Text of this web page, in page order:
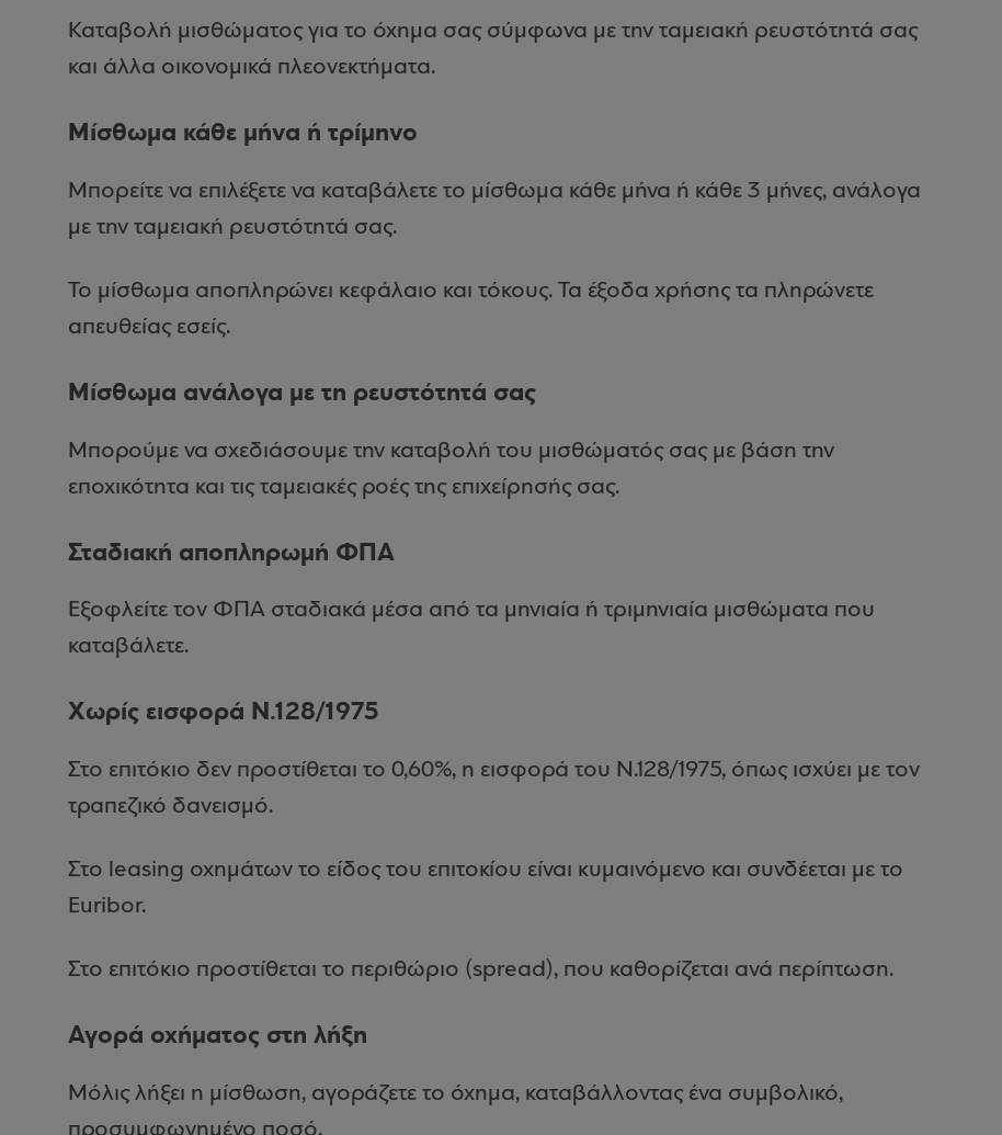
Καταβολή μισθώματος για το όχημα σας σύμφωνα με την ταμειακή ρευστότητά σας
και άλλα οικονομικά πλεονεκτήματα.
Μίσθωμα κάθε μήνα ή τρίμηνο
Μπορείτε να επιλέξετε να καταβάλετε το μίσθωμα κάθε μήνα ή κάθε 3 μήνες, ανάλογα
με την ταμειακή ρευστότητά σας.
Το μίσθωμα αποπληρώνει κεφάλαιο και τόκους. Τα έξοδα χρήσης τα πληρώνετε
απευθείας εσείς.
Μίσθωμα ανάλογα με τη ρευστότητά σας
Μπορούμε να σχεδιάσουμε την καταβολή του μισθώματός σας με βάση την
εποχικότητα και τις ταμειακές ροές της επιχείρησής σας.
Σταδιακή αποπληρωμή ΦΠΑ
Εξοφλείτε τον ΦΠΑ σταδιακά μέσα από τα μηνιαία ή τριμηνιαία μισθώματα που
καταβάλετε.
Χωρίς εισφορά Ν.128/1975
Στο επιτόκιο δεν προστίθεται το 0,60%, η εισφορά του Ν.128/1975, όπως ισχύει με τον
τραπεζικό δανεισμό.
Στο leasing οχημάτων το είδος του επιτοκίου είναι κυμαινόμενο και συνδέεται με το
Euribor.
Στο επιτόκιο προστίθεται το περιθώριο (spread), που καθορίζεται ανά περίπτωση.
Αγορά οχήματος στη λήξη
Μόλις λήξει η μίσθωση, αγοράζετε το όχημα, καταβάλλοντας ένα συμβολικό,
προσυμφωνημένο ποσό.